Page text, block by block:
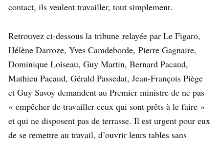
contact, ils veulent travailler, tout simplement.
Retrouvez ci-dessous la tribune relayée par Le Figaro,
Hélène Darroze, Yves Camdeborde, Pierre Gagnaire,
Dominique Loiseau, Guy Martin, Bernard Pacaud,
Mathieu Pacaud, Gérald Passedat, Jean-François Piège
et Guy Savoy demandent au Premier ministre de ne pas
« empêcher de travailler ceux qui sont prêts à le faire »
et qui ne disposent pas de terrasse. Il est urgent pour eux
de se remettre au travail, d’ouvrir leurs tables sans